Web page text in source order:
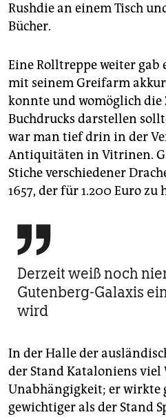
Rushdie an einem Tisch
Bücher.
Eine Rolltreppe weiter gab
mit seinem Greifarm
konnte und womöglich die
Buchdrucks darstellen
war man tief drin in der
Antiquitäten in Vitrinen.
Stiche verschiedener
1657, der für 1.200 Euro zu

Derzeit weiß noch
Gutenberg-Galaxis
wird
In der Halle der
der Stand Kataloniens viel
Unabhängigkeit; er wirkte
gewichtiger als der Stand